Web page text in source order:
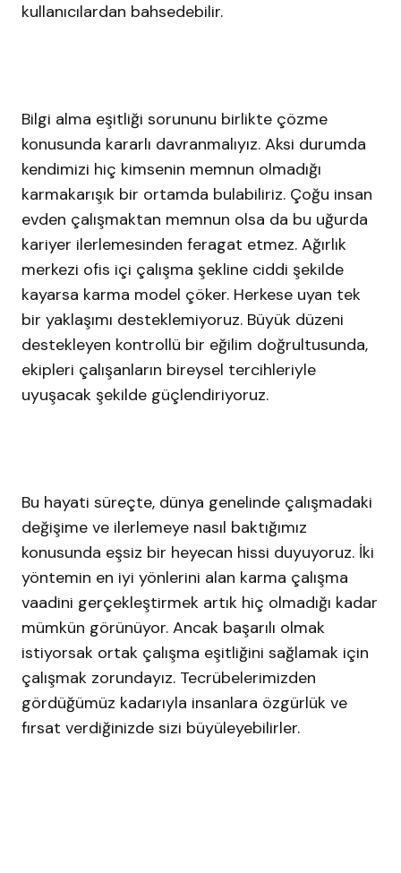
kullanıcılardan bahsedebilir.
Bilgi alma eşitliği sorununu birlikte çözme
konusunda kararlı davranmalıyız. Aksi durumda
kendimizi hiç kimsenin memnun olmadığı
karmakarışık bir ortamda bulabiliriz. Çoğu insan
evden çalışmaktan memnun olsa da bu uğurda
kariyer ilerlemesinden feragat etmez. Ağırlık
merkezi ofis içi çalışma şekline ciddi şekilde
kayarsa karma model çöker. Herkese uyan tek
bir yaklaşımı desteklemiyoruz. Büyük düzeni
destekleyen kontrollü bir eğilim doğrultusunda,
ekipleri çalışanların bireysel tercihleriyle
uyuşacak şekilde güçlendiriyoruz.
Bu hayati süreçte, dünya genelinde çalışmadaki
değişime ve ilerlemeye nasıl baktığımız
konusunda eşsiz bir heyecan hissi duyuyoruz. İki
yöntemin en iyi yönlerini alan karma çalışma
vaadini gerçekleştirmek artık hiç olmadığı kadar
mümkün görünüyor. Ancak başarılı olmak
istiyorsak ortak çalışma eşitliğini sağlamak için
çalışmak zorundayız. Tecrübelerimizden
gördüğümüz kadarıyla insanlara özgürlük ve
fırsat verdiğinizde sizi büyüleyebilirler.